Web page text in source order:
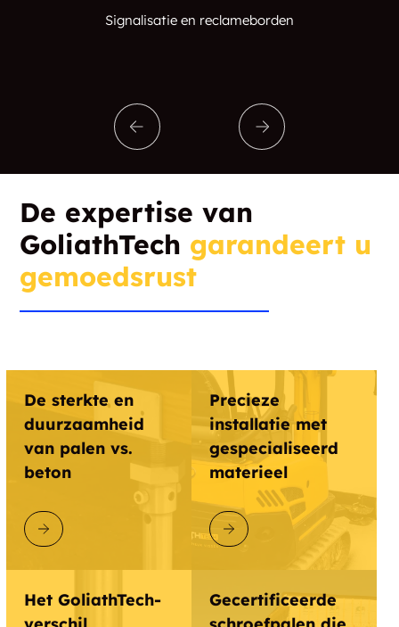
Signalisatie en reclameborden
De expertise van
GoliathTech garandeert u
gemoedsrust
De sterkte en
duurzaamheid
van palen vs.
beton
ONTDEK GOLIATHTECH
Precieze
installatie met
gespecialiseerd
materieel
ONTDEK GOLIATHTECH
Het GoliathTech-
Gecertificeerde